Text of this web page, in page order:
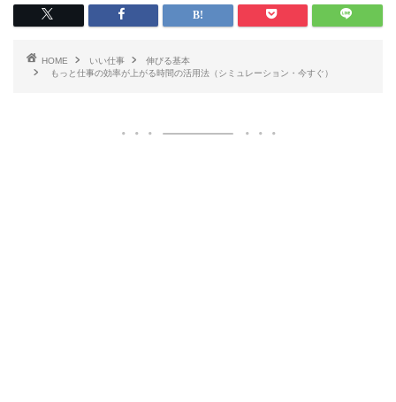
HOME いい仕事
伸びる基本
もっと仕事の効率が上がる時間の活用法（シミュレーション・今すぐ）